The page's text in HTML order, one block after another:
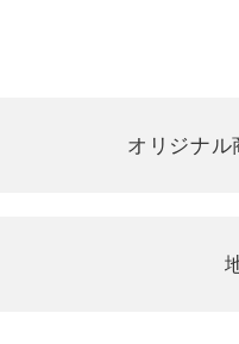
オリジナル